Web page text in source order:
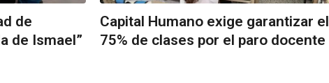
de
de Ismael”
Capital Humano exige garantizar el
75% de clases por el paro docente